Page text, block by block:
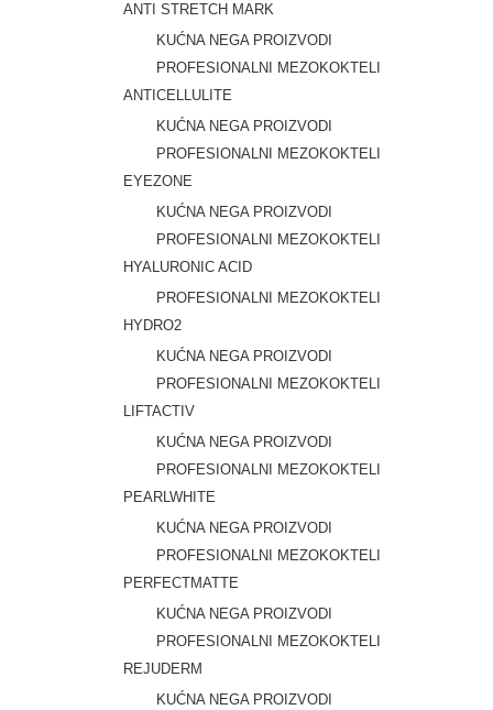
ANTI STRETCH MARK
KUĆNA NEGA PROIZVODI
PROFESIONALNI MEZOKOKTELI
ANTICELLULITE
KUĆNA NEGA PROIZVODI
PROFESIONALNI MEZOKOKTELI
EYEZONE
KUĆNA NEGA PROIZVODI
PROFESIONALNI MEZOKOKTELI
HYALURONIC ACID
PROFESIONALNI MEZOKOKTELI
HYDRO2
KUĆNA NEGA PROIZVODI
PROFESIONALNI MEZOKOKTELI
LIFTACTIV
KUĆNA NEGA PROIZVODI
PROFESIONALNI MEZOKOKTELI
PEARLWHITE
KUĆNA NEGA PROIZVODI
PROFESIONALNI MEZOKOKTELI
PERFECTMATTE
KUĆNA NEGA PROIZVODI
PROFESIONALNI MEZOKOKTELI
REJUDERM
KUĆNA NEGA PROIZVODI